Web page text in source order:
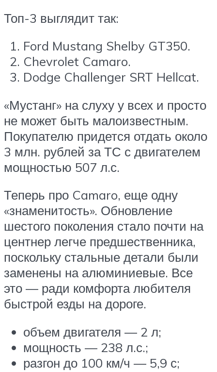
Топ-3 выглядит так:
Ford Mustang Shelby GT350.
Chevrolet Camaro.
Dodge Challenger SRT Hellcat.
«Мустанг» на слуху у всех и просто
не может быть малоизвестным.
Покупателю придется отдать около
3 млн. рублей за ТС с двигателем
мощностью 507 л.с.
Теперь про Camaro, еще одну
«знаменитость». Обновление
шестого поколения стало почти на
центнер легче предшественника,
поскольку стальные детали были
заменены на алюминиевые. Все
это — ради комфорта любителя
быстрой езды на дороге.
объем двигателя — 2 л;
мощность — 238 л.с.;
разгон до 100 км/ч — 5,9 с;